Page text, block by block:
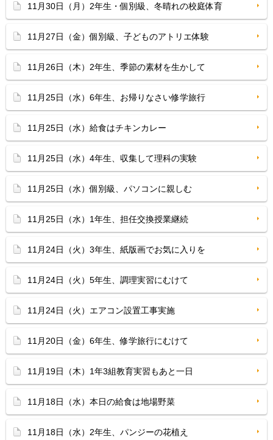
11月30日（月）2年生・個別級、冬晴れの校庭体育
11月27日（金）個別級、子どものアトリエ体験
11月26日（木）2年生、季節の素材を生かして
11月25日（水）6年生、お帰りなさい修学旅行
11月25日（水）給食はチキンカレー
11月25日（水）4年生、収集して理科の実験
11月25日（水）個別級、パソコンに親しむ
11月25日（水）1年生、担任交換授業継続
11月24日（火）3年生、紙版画でお気に入りを
11月24日（火）5年生、調理実習にむけて
11月24日（火）エアコン設置工事実施
11月20日（金）6年生、修学旅行にむけて
11月19日（木）1年3組教育実習もあと一日
11月18日（水）本日の給食は地場野菜
11月18日（水）2年生、パンジーの花植え